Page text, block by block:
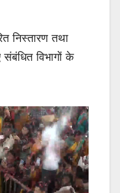
निस्तारण तथा
विभागों के